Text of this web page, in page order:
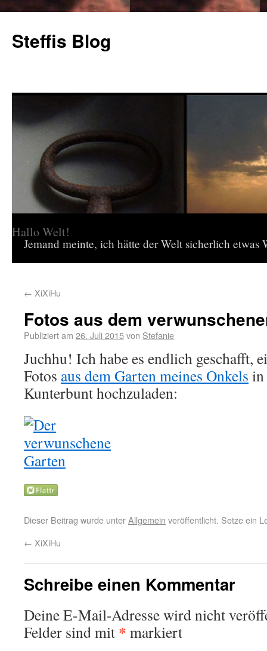
Steffis Blog
Hallo Welt!
Jemand meinte, ich hätte der Welt sicherlich
← XiXiHu
Fotos aus dem
Publiziert am 26. Juli 2015von Stefanie
Juchhu! Ich habe es endlich geschafft,
Fotos aus dem Garten meines Onkels in
Kunterbunt hochzuladen:
Dieser Beitrag wurde unterAllgemein veröffentlicht. Setze ein
← XiXiHu
Schreibe einen Kommentar
Deine E-Mail-Adresse wird nicht
Felder sind mit * markiert